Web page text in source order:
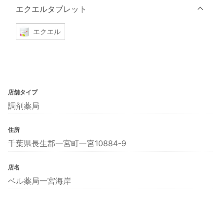
エクエルタブレット
エクエル
店舗タイプ
調剤薬局
住所
千葉県長生郡一宮町一宮10884-9
店名
ベル薬局一宮海岸